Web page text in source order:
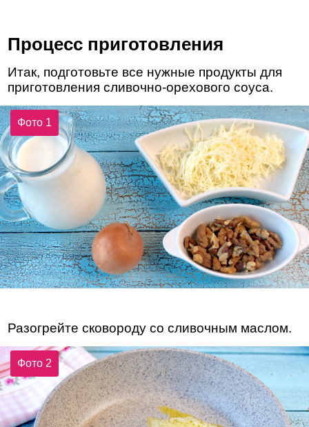
Процесс приготовления
Итак, подготовьте все нужные продукты для
приготовления сливочно-орехового соуса.
Фото 1
Разогрейте сковороду со сливочным маслом.
Фото 2